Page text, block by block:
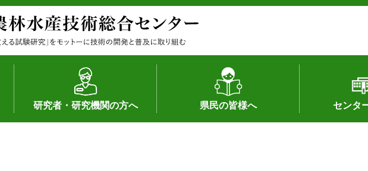
研究者・研究機関の方へ
研究者の紹介
シーズ研究の成果
産学官連携
知的財産の保有状況（特許）
知的財産の保有状況（品種）
研究員の受入
研究活動不正行為への対応
公的研究資金への対応
県民の皆様へ
作物や園芸に関する新技術
畜産に関する新技術
森林林業に関する新技術
病害虫に関する新技術
食品加工に関する新技術
水産に関する新技術
作物や園芸に関する豆知識
病害虫に関する豆知識
畜産に関する豆知識
水産に関する豆知識
バイテク・農業環境・機械関係
食品加工に関する豆知識
森林林業に関する豆知識
センタ
所長あいさつ
組織（各部署
アクセス
沿革
所内の施設配